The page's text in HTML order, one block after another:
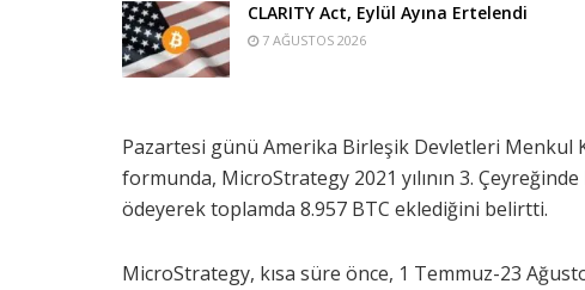
CLARITY Act, Eylül Ayına Ertelendi
7 AĞUSTOS 2026
Pazartesi günü Amerika Birleşik Devletleri Menkul
formunda, MicroStrategy 2021 yılının 3.
ödeyerek toplamda 8.957 BTC eklediğini belirtti.
MicroStrategy, kısa süre önce, 1 Temmuz-23